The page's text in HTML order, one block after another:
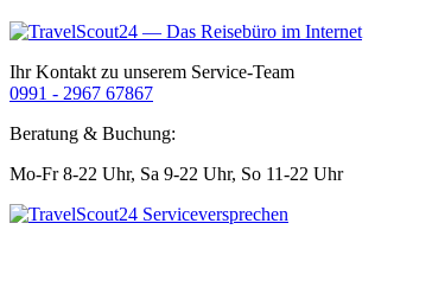
Ihr Kontakt zu unserem Service-Team
0991 - 2967 67867
Beratung & Buchung:
Mo-Fr 8-22 Uhr, Sa 9-22 Uhr, So 11-22 Uhr